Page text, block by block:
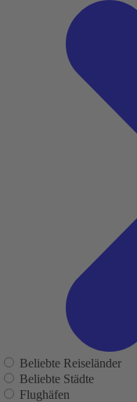
Beliebte Reiseländer
Beliebte Städte
Flughäfen